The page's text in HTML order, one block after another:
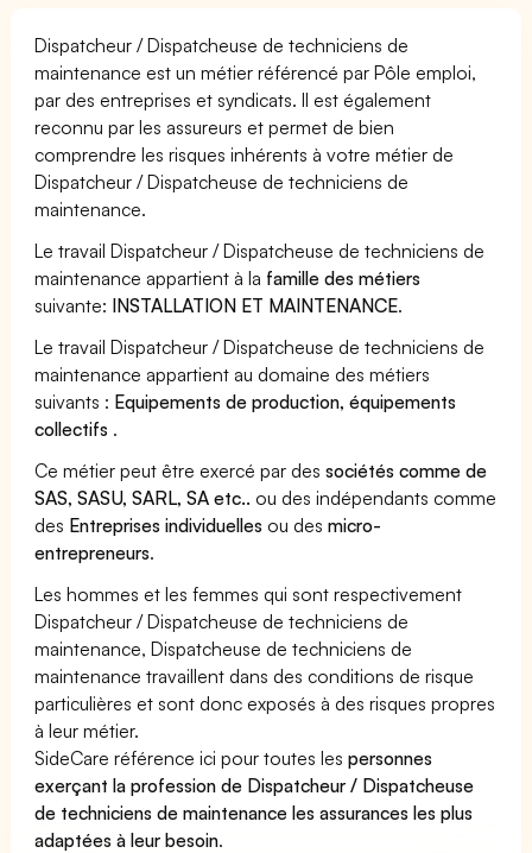
Dispatcheur / Dispatcheuse de techniciens de
maintenance est un métier référencé par Pôle emploi,
par des entreprises et syndicats. Il est également
reconnu par les assureurs et permet de bien
comprendre les risques inhérents à votre métier de
Dispatcheur / Dispatcheuse de techniciens de
maintenance.
Le travail Dispatcheur / Dispatcheuse de techniciens de
maintenance appartient à la famille des métiers
suivante: INSTALLATION ET MAINTENANCE.
Le travail Dispatcheur / Dispatcheuse de techniciens de
maintenance appartient au domaine des métiers
suivants : Equipements de production, équipements
collectifs .
Ce métier peut être exercé par dessociétés comme de
SAS, SASU, SARL, SA etc.. ou des indépendants comme
des Entreprises individuelles ou desmicro-
entrepreneurs.
Les hommes et les femmes qui sont respectivement
Dispatcheur / Dispatcheuse de techniciens de
maintenance, Dispatcheuse de techniciens de
maintenance travaillent dans des conditions de risque
particulières et sont donc exposés à des risques propres
à leur métier.
SideCare référence ici pour toutes lespersonnes
exerçant la profession de Dispatcheur / Dispatcheuse
de techniciens de maintenance les assurances les plus
adaptées à leur besoin.